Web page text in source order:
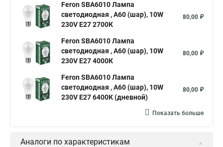
Feron SBA6010 Лампа
светодиодная , A60 (шар), 10W
230V E27 2700К
80,00 ₽
Feron SBA6010 Лампа
светодиодная , A60 (шар), 10W
230V E27 4000К
80,00 ₽
Feron SBA6010 Лампа
светодиодная , A60 (шар), 10W
230V E27 6400К (дневной)
80,00 ₽
Показать больше
Аналоги по характеристикам